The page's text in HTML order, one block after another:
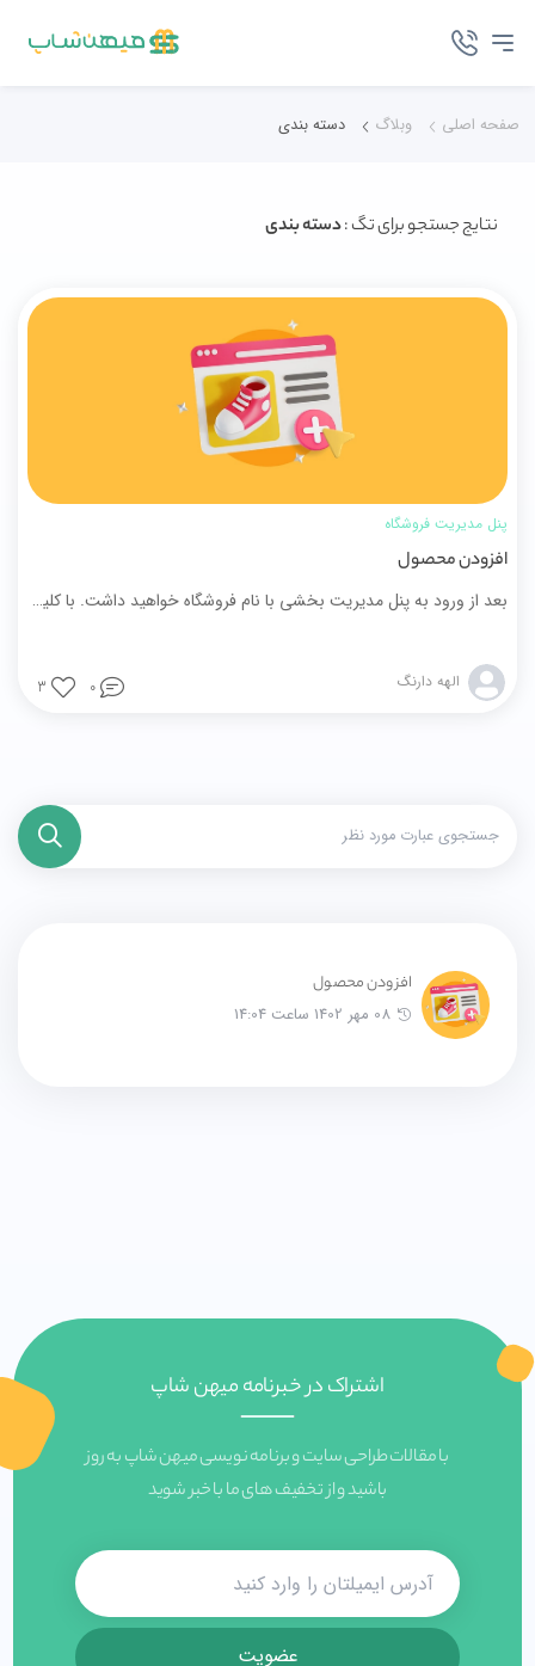
صفحه اصلی وبلاگ دسته بندی
افزودن محصول
08 مهر 1402 ساعت 14:04
نتایج جستجو برای تگ :دسته بندی
پنل مدیریت فروشگاه
افزودن محصول
بعد از ورود به پنل مدیریت بخشی با نام فروشگاه خواهید داشت. با کلیک روی فروشگاه زیرمجموعه‌ای از آن باز می‌شود و گزینه‌هایی در اختیار شما قرار می‌گیرد که می‌توانید با تنظیم آن‌ها محصولات خود را به سایت اضافه کنید
الهه دارنگ 0
3
اشتراک در خبرنامه میهن شاپ
با مقالات طراحی سایت و برنامه نویسی میهن شاپ به روز
باشید و از تخفیف های ما با خبر شوید
عضویت